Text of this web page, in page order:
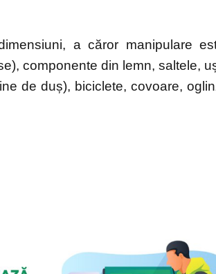
a căror manipulare
componente din lemn, saltele,
de duș), biciclete, covoare,